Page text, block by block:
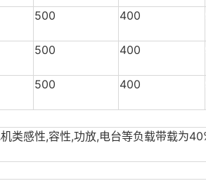
500 400
500 400
500 400
类感性,容性,功放,电台等负载带载为